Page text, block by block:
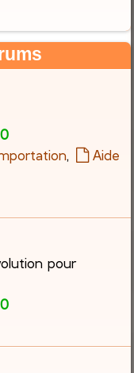
h
,
Aide
pour